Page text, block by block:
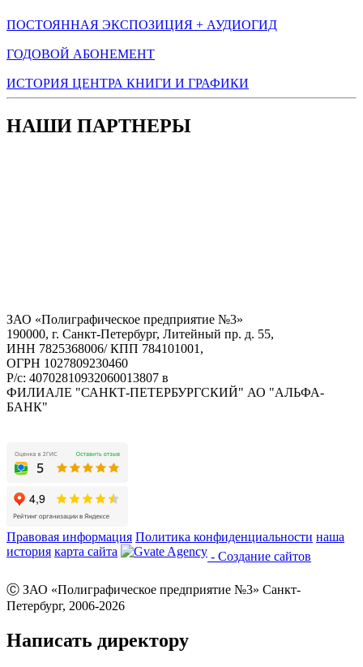
ПОСТОЯННАЯ ЭКСПОЗИЦИЯ + АУДИОГИД
ГОДОВОЙ АБОНЕМЕНТ
ИСТОРИЯ ЦЕНТРА КНИГИ И ГРАФИКИ
НАШИ ПАРТНЕРЫ
ЗАО «Полиграфическое предприятие №3»
190000, г. Санкт-Петербург, Литейный пр. д. 55,
ИНН 7825368006/ КПП 784101001,
ОГРН 1027809230460
Р/с: 40702810932060013807 в
ФИЛИАЛЕ "САНКТ-ПЕТЕРБУРГСКИЙ" АО "АЛЬФА-
БАНК"
Правовая информация Политика конфиденциальности наша
история карта сайта - Создание сайтов
Ⓒ ЗАО «Полиграфическое предприятие №3» Санкт-
Петербург, 2006-2026
Написать директору